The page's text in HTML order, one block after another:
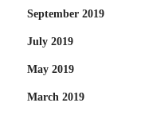
September 2019
July 2019
May 2019
March 2019